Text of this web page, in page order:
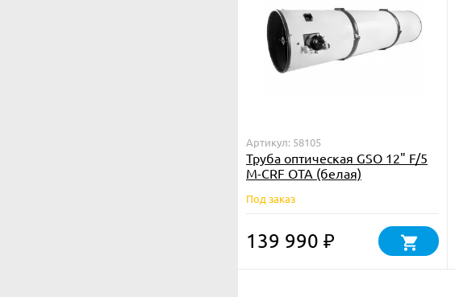
Артикул: 58105
Труба оптическая GSO 12" F/5
M-CRF OTA (белая)
Под заказ
139 990 ₽